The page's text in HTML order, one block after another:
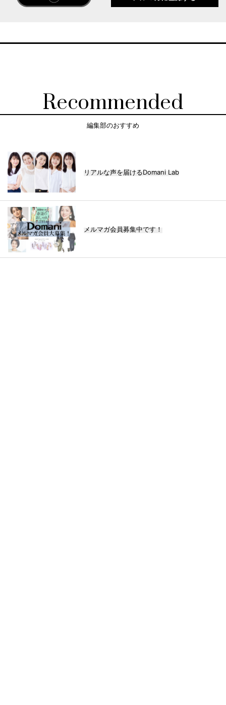
Recommended
編集部のおすすめ
リアルな声を届けるDomani Lab
メルマガ会員募集中です！